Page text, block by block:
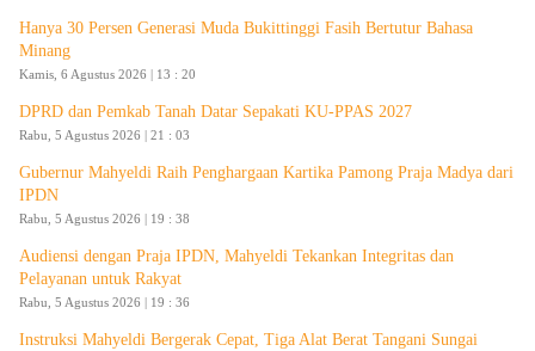
Hanya 30 Persen Generasi Muda Bukittinggi Fasih Bertutur Bahasa
Minang
Kamis, 6 Agustus 2026 | 13 : 20
DPRD dan Pemkab Tanah Datar Sepakati KU-PPAS 2027
Rabu, 5 Agustus 2026 | 21 : 03
Gubernur Mahyeldi Raih Penghargaan Kartika Pamong Praja Madya dari
IPDN
Rabu, 5 Agustus 2026 | 19 : 38
Audiensi dengan Praja IPDN, Mahyeldi Tekankan Integritas dan
Pelayanan untuk Rakyat
Rabu, 5 Agustus 2026 | 19 : 36
Instruksi Mahyeldi Bergerak Cepat, Tiga Alat Berat Tangani Sungai